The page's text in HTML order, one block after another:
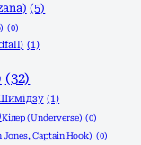
(5)
(0)
(1)
(32)
(1)
Кілер (Underverse) (0)
Jones, Captain Hook) (0)